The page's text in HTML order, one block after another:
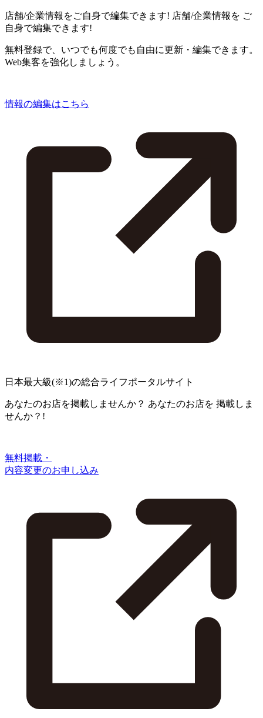
店舗/企業情報をご自身で編集できます! 店舗/企業情報を ご
自身で編集できます!
無料登録で、いつでも何度でも自由に更新・編集できます。
Web集客を強化しましょう。
情報の編集はこちら
日本最大級(※1)の総合ライフポータルサイト
あなたのお店を掲載しませんか？ あなたのお店を 掲載しま
せんか？!
無料掲載・
内容変更のお申し込み